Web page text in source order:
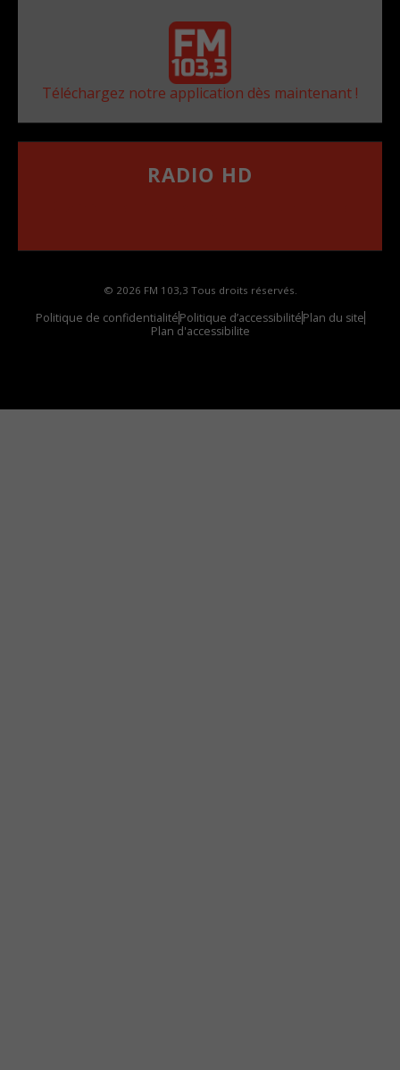
Téléchargez notre application dès maintenant !
RADIO HD
© 2026 FM 103,3 Tous droits réservés.
Politique de confidentialitéPolitique d’accessibilitéPlan du site
Plan d'accessibilite